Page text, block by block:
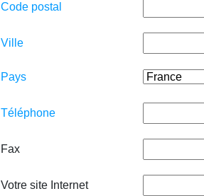
Code postal
Ville
Pays
Téléphone
Fax
Votre site Internet